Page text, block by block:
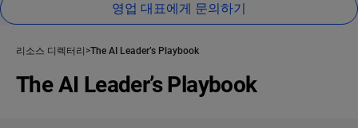
영업 대표에게 문의하기
리소스 디렉터리 The AI Leader’s Playbook
The AI Leader’s Playbook